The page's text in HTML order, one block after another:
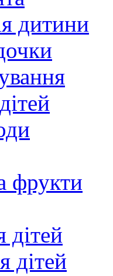
дитини
фрукти
дітей